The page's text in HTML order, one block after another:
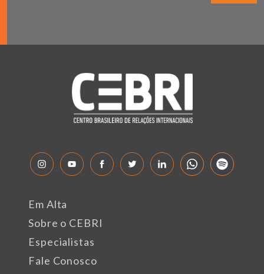
Em Alta
Sobre o CEBRI
Especialistas
Fale Conosco